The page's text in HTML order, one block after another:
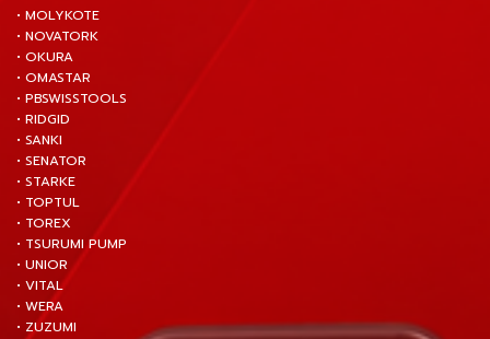
• MOLYKOTE
• NOVATORK
• OKURA
• OMASTAR
• PBSWISSTOOLS
• RIDGID
• SANKI
• SENATOR
• STARKE
• TOPTUL
• TOREX
• TSURUMI PUMP
• UNIOR
• VITAL
• WERA
• ZUZUMI